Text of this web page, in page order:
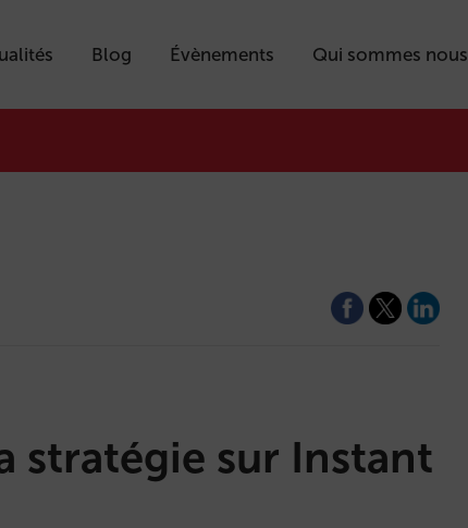
Blog Évènements Qui sommes nous
stratégie sur Instant